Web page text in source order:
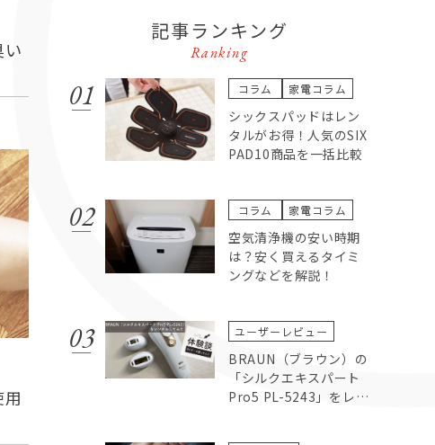
記事ランキング
Ranking
コラム 家電コラム
シックスパッドはレン
タルがお得！人気のSIX
PAD10商品を一括比較
コラム 家電コラム
空気清浄機の安い時期
は？安く買えるタイミ
ングなどを解説！
ユーザーレビュー
BRAUN（ブラウン）の
「シルクエキスパート
Pro5 PL-5243」をレン